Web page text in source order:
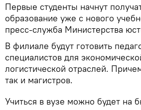
Первые студенты начнут
образование уже с нового
пресс-служба Министерства
В филиале будут готовить
специалистов для
логистической отраслей.
так и магистров.
Учиться в вузе можно будет на